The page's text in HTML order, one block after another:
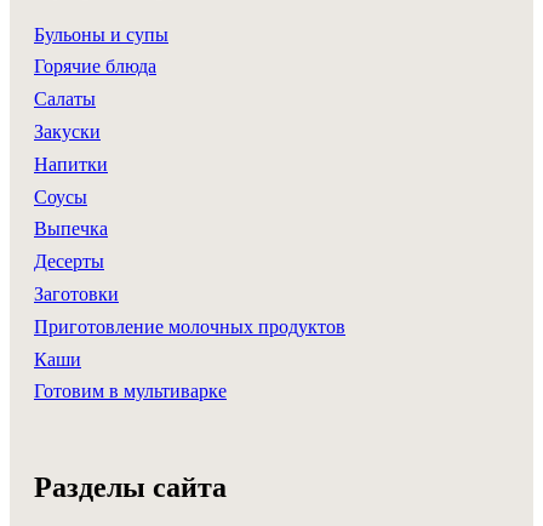
Бульоны и супы
Горячие блюда
Салаты
Закуски
Напитки
Соусы
Выпечка
Десерты
Заготовки
Приготовление молочных продуктов
Каши
Готовим в мультиварке
Разделы сайта